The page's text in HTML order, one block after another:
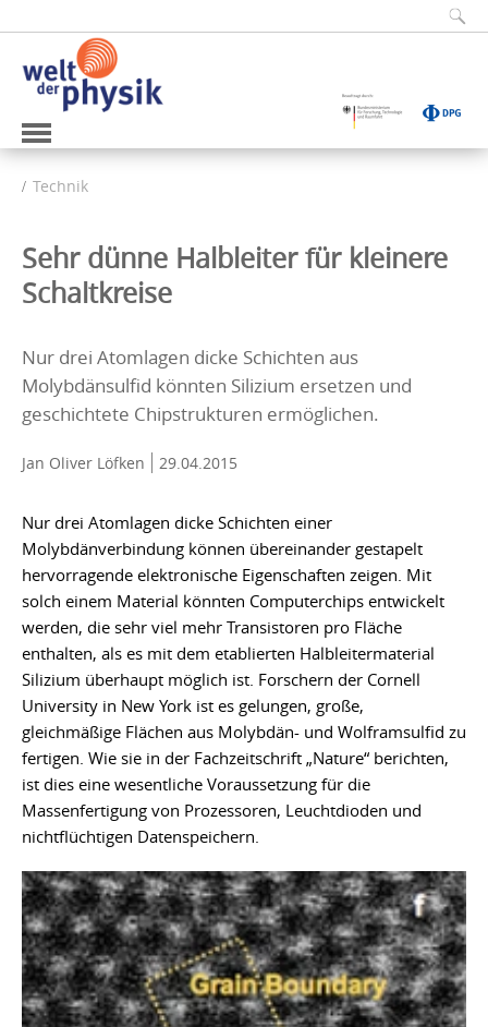
Technik
Sehr dünne Halbleiter für kleinere
Schaltkreise
Nur drei Atomlagen dicke Schichten aus
Molybdänsulfid könnten Silizium ersetzen und
geschichtete Chipstrukturen ermöglichen.
Jan Oliver Löfken 29.04.2015
Nur drei Atomlagen dicke Schichten einer
Molybdänverbindung können übereinander gestapelt
hervorragende elektronische Eigenschaften zeigen. Mit
solch einem Material könnten Computerchips entwickelt
werden, die sehr viel mehr Transistoren pro Fläche
enthalten, als es mit dem etablierten Halbleitermaterial
Silizium überhaupt möglich ist. Forschern der Cornell
University in New York ist es gelungen, große,
gleichmäßige Flächen aus Molybdän- und Wolframsulfid zu
fertigen. Wie sie in der Fachzeitschrift „Nature“ berichten,
ist dies eine wesentliche Voraussetzung für die
Massenfertigung von Prozessoren, Leuchtdioden und
nichtflüchtigen Datenspeichern.